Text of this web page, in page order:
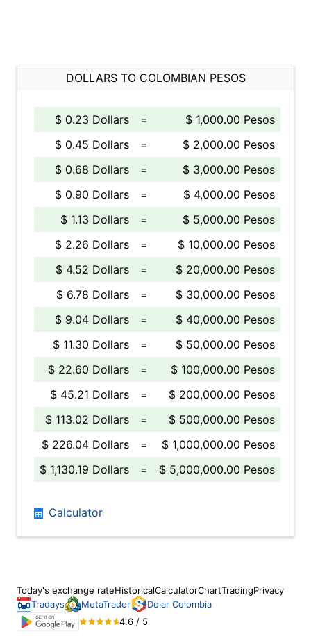
DOLLARS TO COLOMBIAN PESOS
$ 0.23 Dollars =
$ 1,000.00 Pesos
$ 0.45 Dollars
=
$ 2,000.00 Pesos
$ 0.68 Dollars
=
$ 3,000.00 Pesos
$ 0.90 Dollars
=
$ 4,000.00 Pesos
$ 1.13 Dollars
=
$ 5,000.00 Pesos
$ 2.26 Dollars
=
$ 10,000.00 Pesos
$ 4.52 Dollars
=
$ 20,000.00 Pesos
$ 6.78 Dollars
=
$ 30,000.00 Pesos
$ 9.04 Dollars
=
$ 40,000.00 Pesos
$ 11.30 Dollars
=
$ 50,000.00 Pesos
$ 22.60 Dollars
=
$ 100,000.00 Pesos
$ 45.21 Dollars
=
$ 200,000.00 Pesos
$ 113.02 Dollars
=
$ 500,000.00 Pesos
$ 226.04 Dollars
=
$ 1,000,000.00 Pesos
$ 1,130.19 Dollars
= $ 5,000,000.00 Pesos
Calculator
Today's exchange rateHistoricalCalculatorChartTradingPrivacy
Tradays
MetaTrader
Dolar Colombia
4.6 / 5